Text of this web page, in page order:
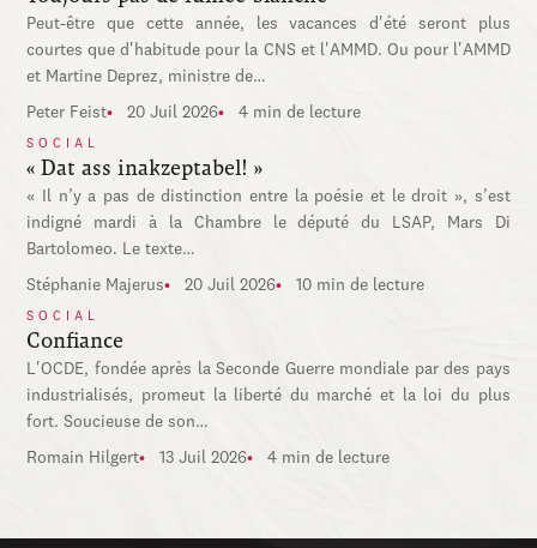
Peut-être que cette année, les vacances d'été seront plus
courtes que d'habitude pour la CNS et l'AMMD. Ou pour l'AMMD
et Martine Deprez, ministre de…
Peter Feist 20 Juil 2026 4 min de lecture
SOCIAL
« Dat ass inakzeptabel! »
« Il n’y a pas de distinction entre la poésie et le droit », s’est
indigné mardi à la Chambre le député du LSAP, Mars Di
Bartolomeo. Le texte…
Stéphanie Majerus 20 Juil 2026 10 min de lecture
SOCIAL
Confiance
L'OCDE, fondée après la Seconde Guerre mondiale par des pays
industrialisés, promeut la liberté du marché et la loi du plus
fort. Soucieuse de son…
Romain Hilgert 13 Juil 2026 4 min de lecture